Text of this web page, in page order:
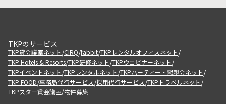
TKPのサービス
TKP貸会議室ネット/CIRQ/fabbit/TKPレンタルオフィスネット/
TKP Hotels & Resorts/TKP研修ネット/TKPウェビナーネット/
TKPイベントネット/TKPレンタルネット/TKPパーティー・懇親会ネット/
TKP FOOD/事務局代行サービス/採用代行サービス/TKPトラベルネット/
TKPスター貸会議室/物件募集